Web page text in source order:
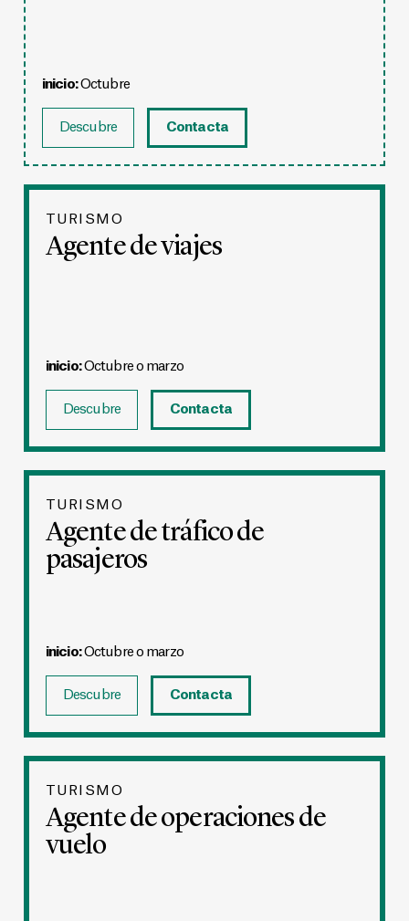
inicio:Octubre
Descubre Contacta
TURISMO
Agente de viajes
inicio:Octubre o marzo
Descubre Contacta
TURISMO
Agente de tráfico de
pasajeros
inicio:Octubre o marzo
Descubre Contacta
TURISMO
Agente de operaciones de
vuelo